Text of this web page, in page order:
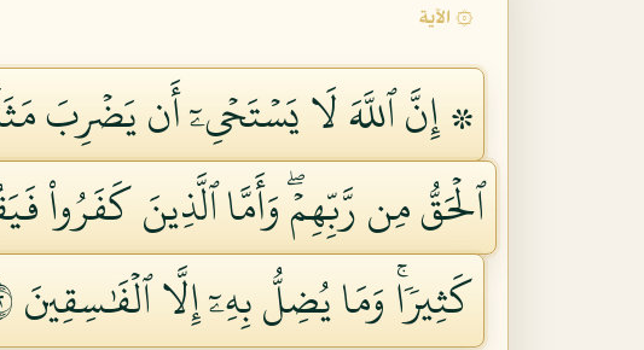
۞ الآية
۞ إِنَّ ٱللَّهَ لَا يَسۡتَحۡيِۦٓ أَن يَضۡرِبَ
ٱلۡحَقُّ مِن رَّبِّهِمۡۖ وَأَمَّا ٱلَّذِينَ كَفَرُواْ
كَثِيرٗاۚ وَمَا يُضِلُّ بِهِۦٓ إِلَّا ٱلۡفَٰسِقِينَ ٢٦